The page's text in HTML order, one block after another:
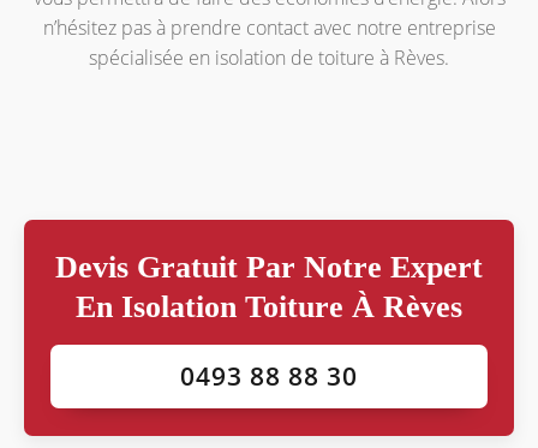
n’hésitez pas à prendre contact avec notre entreprise
spécialisée en isolation de toiture à Rèves.
Devis Gratuit Par Notre Expert
En Isolation Toiture À Rèves
0493 88 88 30